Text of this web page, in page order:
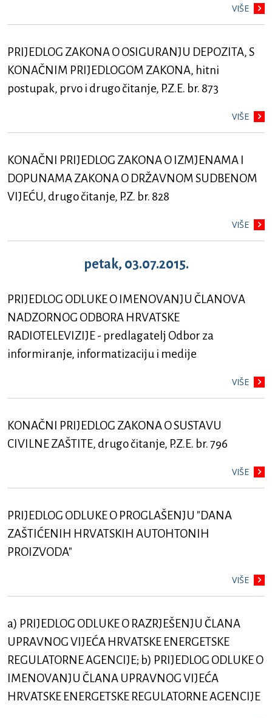
VIŠE
PRIJEDLOG ZAKONA O OSIGURANJU DEPOZITA, S
KONAČNIM PRIJEDLOGOM ZAKONA, hitni
postupak, prvo i drugo čitanje, P.Z.E. br. 873
VIŠE
KONAČNI PRIJEDLOG ZAKONA O IZMJENAMA I
DOPUNAMA ZAKONA O DRŽAVNOM SUDBENOM
VIJEĆU, drugo čitanje, P.Z. br. 828
VIŠE
petak, 03.07.2015.
PRIJEDLOG ODLUKE O IMENOVANJU ČLANOVA
NADZORNOG ODBORA HRVATSKE
RADIOTELEVIZIJE - predlagatelj Odbor za
informiranje, informatizaciju i medije
VIŠE
KONAČNI PRIJEDLOG ZAKONA O SUSTAVU
CIVILNE ZAŠTITE, drugo čitanje, P.Z.E. br. 796
VIŠE
PRIJEDLOG ODLUKE O PROGLAŠENJU "DANA
ZAŠTIĆENIH HRVATSKIH AUTOHTONIH
PROIZVODA"
VIŠE
a) PRIJEDLOG ODLUKE O RAZRJEŠENJU ČLANA
UPRAVNOG VIJEĆA HRVATSKE ENERGETSKE
REGULATORNE AGENCIJE; b) PRIJEDLOG ODLUKE O
IMENOVANJU ČLANA UPRAVNOG VIJEĆA
HRVATSKE ENERGETSKE REGULATORNE AGENCIJE